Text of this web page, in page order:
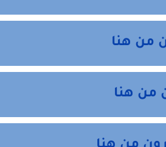
من هنا
من هنا